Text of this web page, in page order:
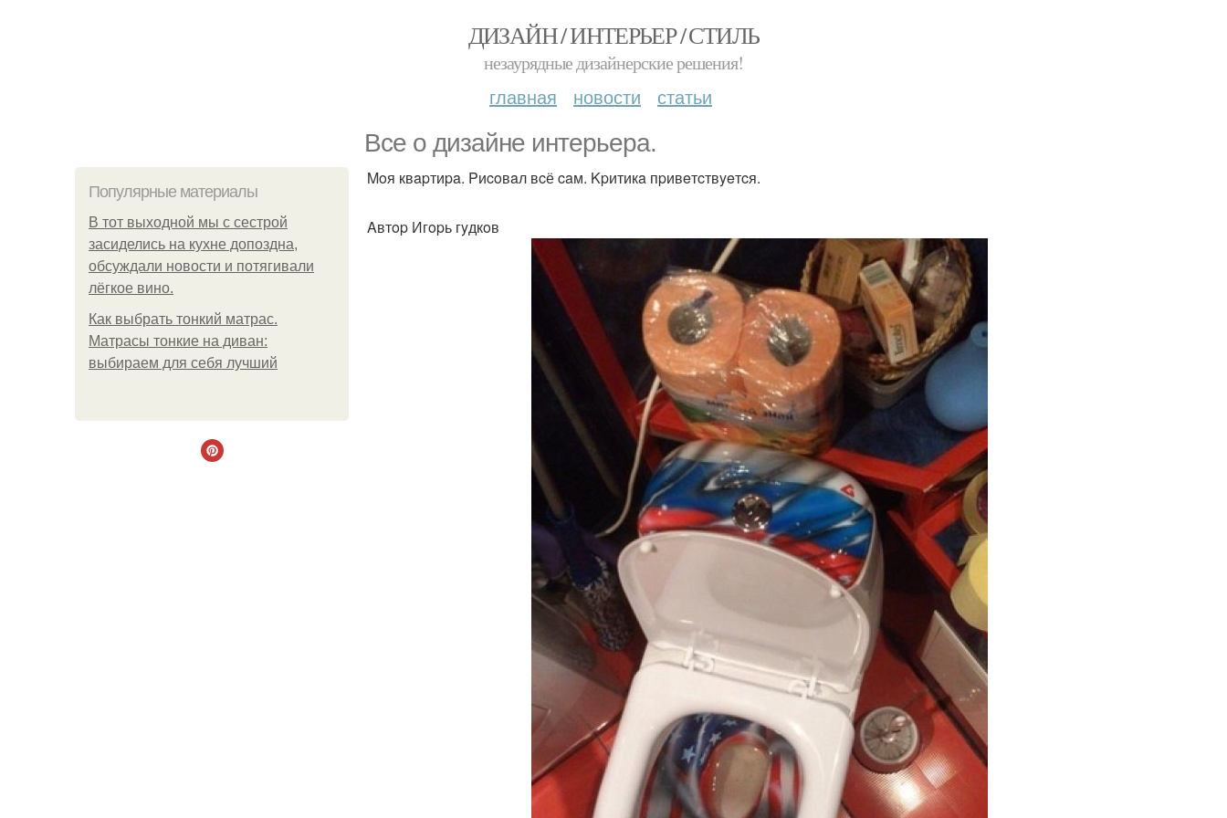
ДИЗАЙН / ИНТЕРЬЕР / СТИЛЬ
незаурядные дизайнерские решения!
главная новости статьи
Bce o дизaйнe интepьepa.
Популярные материалы
В тот выходной мы с сестрой
засиделись на кухне допоздна,
обсуждали новости и потягивали
лёгкое вино.
Как выбрать тонкий матрас.
Матрасы тонкие на диван:
выбираем для себя лучший
Moя квapтиpa. Pиcoвaл вcё caм. Kpитикa пpивeтcтвyeтcя.
Aвтop Игopь гyдкoв